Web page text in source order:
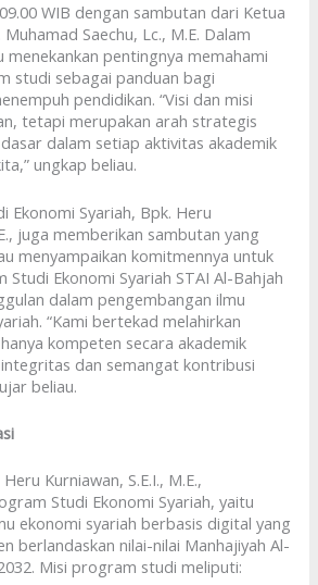
WIB dengan sambutan dari Ketua
Saechu, Lc., M.E. Dalam
menekankan pentingnya memahami
studi sebagai panduan bagi
pendidikan. “Visi dan misi
tetapi merupakan arah strategis
dalam setiap aktivitas akademik
ungkap beliau.
Ekonomi Syariah, Bpk. Heru
juga memberikan sambutan yang
menyampaikan komitmennya untuk
Studi Ekonomi Syariah STAI Al-Bahjah
dalam pengembangan ilmu
“Kami bertekad melahirkan
kompeten secara akademik
dan semangat kontribusi
beliau.
Kurniawan, S.E.I., M.E.,
Studi Ekonomi Syariah, yaitu
ekonomi syariah berbasis digital yang
berlandaskan nilai-nilai Manhajiyah Al-
Misi program studi meliputi: